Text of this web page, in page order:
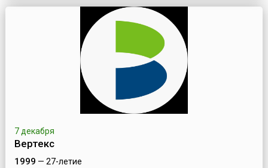
7 декабря
Вертекс
1999 — 27-летие